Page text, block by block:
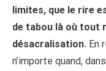
limites, que le rire
de tabou là où tout
désacralisation. En
n’importe quand,